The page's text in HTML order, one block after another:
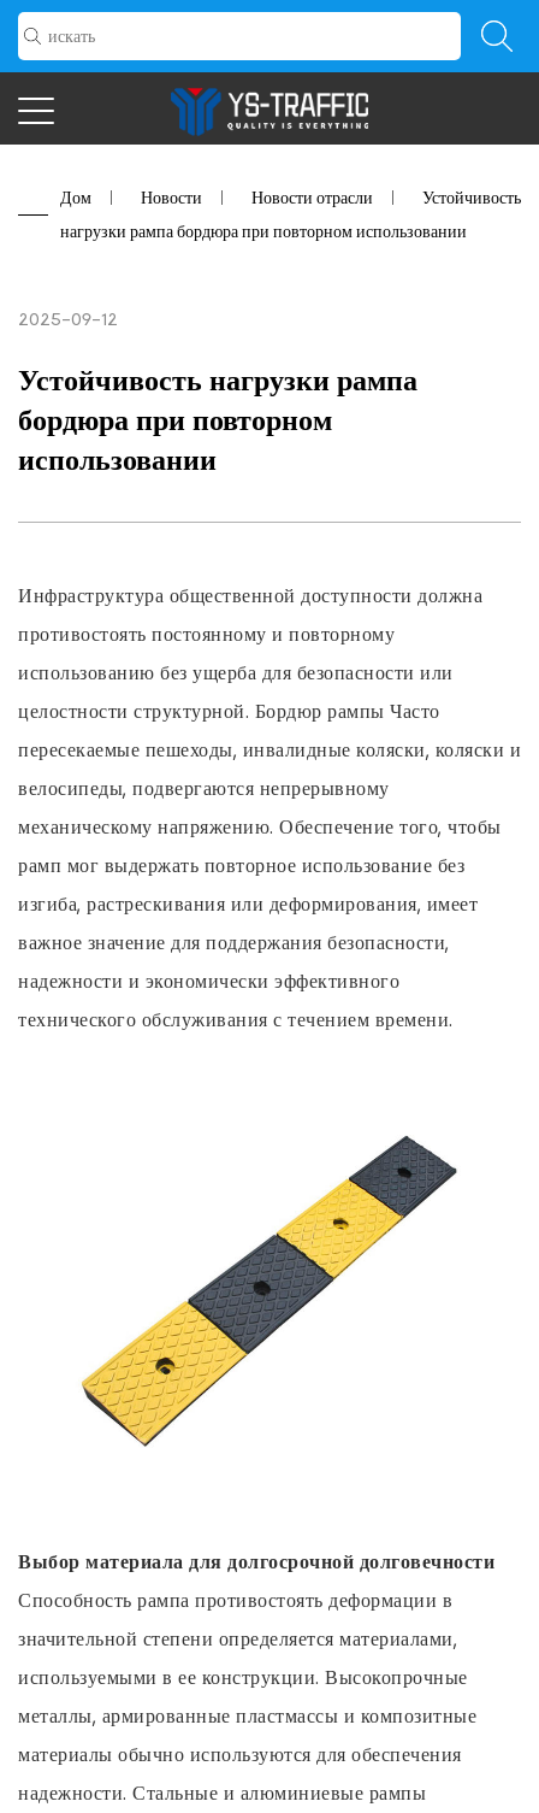
Дом Новости Новости отрасли Устойчивость
нагрузки рампа бордюра при повторном использовании
2025-09-12
Устойчивость нагрузки рампа
бордюра при повторном
использовании
Инфраструктура общественной доступности должна
противостоять постоянному и повторному
использованию без ущерба для безопасности или
целостности структурной. Бордюр рампы Часто
пересекаемые пешеходы, инвалидные коляски, коляски и
велосипеды, подвергаются непрерывному
механическому напряжению. Обеспечение того, чтобы
рамп мог выдержать повторное использование без
изгиба, растрескивания или деформирования, имеет
важное значение для поддержания безопасности,
надежности и экономически эффективного
технического обслуживания с течением времени.
Выбор материала для долгосрочной долговечности
Способность рампа противостоять деформации в
значительной степени определяется материалами,
используемыми в ее конструкции. Высокопрочные
металлы, армированные пластмассы и композитные
материалы обычно используются для обеспечения
надежности. Стальные и алюминиевые рампы